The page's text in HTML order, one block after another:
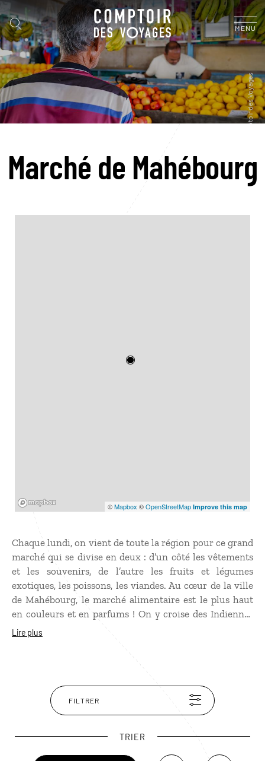
MENU
Marché de Mahébourg
©Mapbox ©OpenStreetMap Improve this map
Chaque lundi, on vient de toute la région pour ce grand
marché qui se divise en deux : d’un côté les vêtements
et les souvenirs, de l’autre les fruits et légumes
exotiques, les poissons, les viandes. Au cœur de la ville
de Mahébourg, le marché alimentaire est le plus haut
en couleurs et en parfums ! On y croise des Indiennes
en saris et des femmes en tenues créoles qui viennent
Lire plus
FILTRER
TRIER